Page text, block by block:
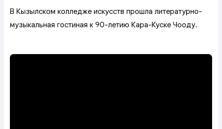
В Кызылском колледже искусств прошла литературно-
музыкальная гостиная к 90-летию Кара-Куске Чооду.